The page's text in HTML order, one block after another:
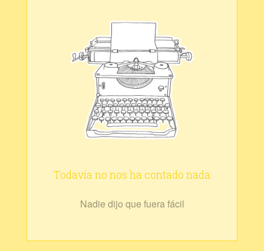
Todavía no nos ha contado nada
Nadie dijo que fuera fácil